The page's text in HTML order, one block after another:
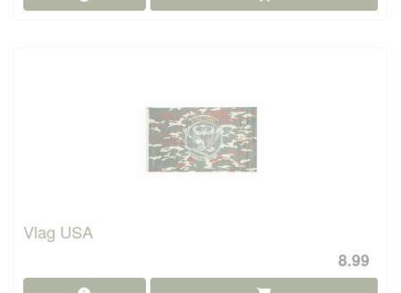
Vlag USA
8.99